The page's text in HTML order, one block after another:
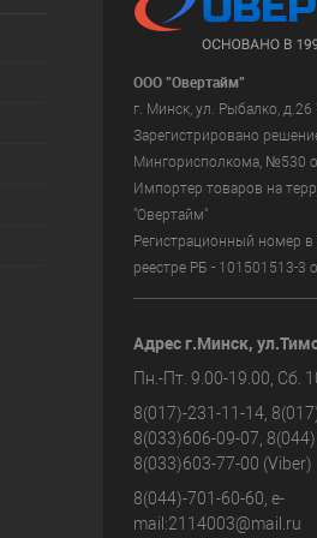
ООО "Овертайм"
г. Минск, ул. Рыбалко,
Зарегистрировано
Мингорисполкома, №530
Импортер товаров на
"Овертайм"
Регистрационный номер
реестре РБ - 101501513-3
Адрес г.Минск,
Пн.-Пт. 9.00-19.00, Сб.
8(017)-231-11-14,
8(033)606-09-07, 8(044)
8(033)603-77-00 (Viber)
8(044)-701-60-60, e-
mail:2114003@mail.ru